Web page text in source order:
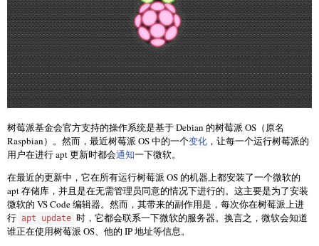
树莓派基金会官方支持的操作系统是基于 Debian 的树莓派 OS（原名
Raspbian）。然而，最近树莓派 OS 中的一个变化 ，让每一个运行树莓派的
用户在进行 apt 更新时都会通知一下微软。
在最近的更新中，它在所有运行树莓派 OS 的机器上都安装了一个微软的
apt 存储库，并且是在无需管理员同意的情况下进行的。这主要是为了安装
微软的 VS Code 编辑器。然而，其带来的副作用是，每次你在树莓派上进
行 apt update 时，它都会联系一下微软的服务器。换言之，微软会知道
谁正在使用树莓派 OS、他的 IP 地址等信息。